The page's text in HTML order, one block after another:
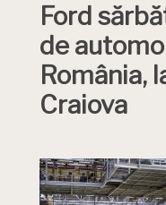
Ford
de
România,
Craiova